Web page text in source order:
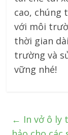
cao, chúng
với môi
thời gian
trường và
vững nhé!
← In vở ô ly